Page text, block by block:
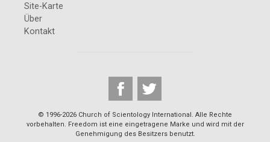
Site-Karte
Über
Kontakt
© 1996-2026 Church of Scientology International. Alle Rechte
vorbehalten. Freedom ist eine eingetragene Marke und wird mit der
Genehmigung des Besitzers benutzt.